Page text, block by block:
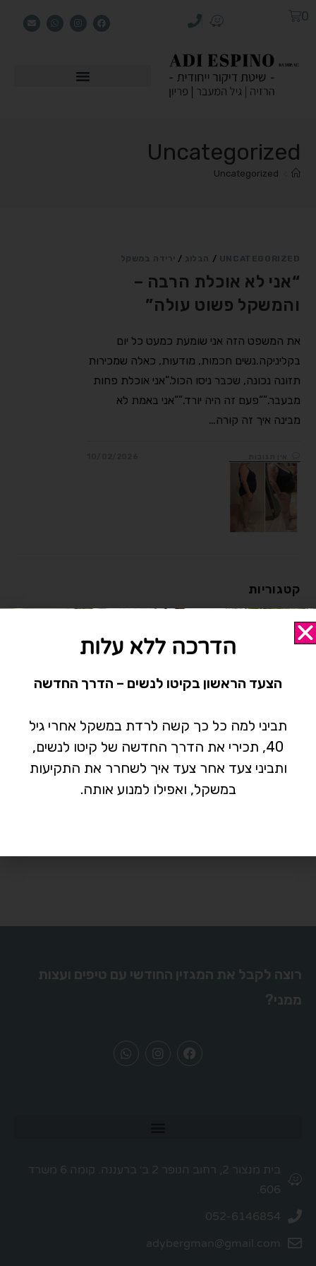
0
Uncategorized
Uncategorized
UNCATEGORIZED
/ הבלוג / ירידה במשקל
“אני לא אוכלת הרבה –
והמשקל פשוט עולה”
את המשפט הזה אני שומעת כמעט כל יום
בקליניקה.נשים חכמות, מודעות, כאלה שמכירות
תזונה נכונה, שכבר ניסו הכול.“אני אוכלת פחות
מבעבר.”“פעם זה היה יורד.”“אני באמת לא
מבינה איך זה קורה…
קטגוריות
גיל המעבר
מתח וחרדה
פריון
רוצה לקבל את המגזין החודשי עם טיפים ועצות
ממני?
בית מנצור 2, רחוב הנופר 2 ב׳ ברעננה. קומה 6 משרד
606.
052-6146854
adybergman@gmail.com
הדרכה ללא עלות
הצעד הראשון בקיטו לנשים – הדרך החדשה
תביני למה כל כך קשה לרדת במשקל אחרי גיל
40, תכירי את הדרך החדשה של קיטו לנשים,
ותביני צעד אחר צעד איך לשחרר את התקיעות
במשקל, ואפילו למנוע אותה.